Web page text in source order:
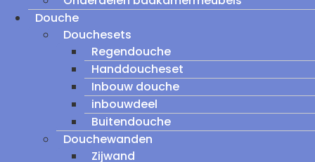
Douche
Douchesets
Regendouche
Handdoucheset
Inbouw douche
inbouwdeel
Buitendouche
Douchewanden
Zijwand